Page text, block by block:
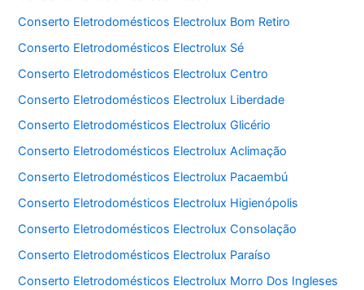
Conserto Eletrodomésticos Electrolux Bom Retiro
Conserto Eletrodomésticos Electrolux Sé
Conserto Eletrodomésticos Electrolux Centro
Conserto Eletrodomésticos Electrolux Liberdade
Conserto Eletrodomésticos Electrolux Glicério
Conserto Eletrodomésticos Electrolux Aclimação
Conserto Eletrodomésticos Electrolux Pacaembú
Conserto Eletrodomésticos Electrolux Higienópolis
Conserto Eletrodomésticos Electrolux Consolação
Conserto Eletrodomésticos Electrolux Paraíso
Conserto Eletrodomésticos Electrolux Morro Dos Ingleses